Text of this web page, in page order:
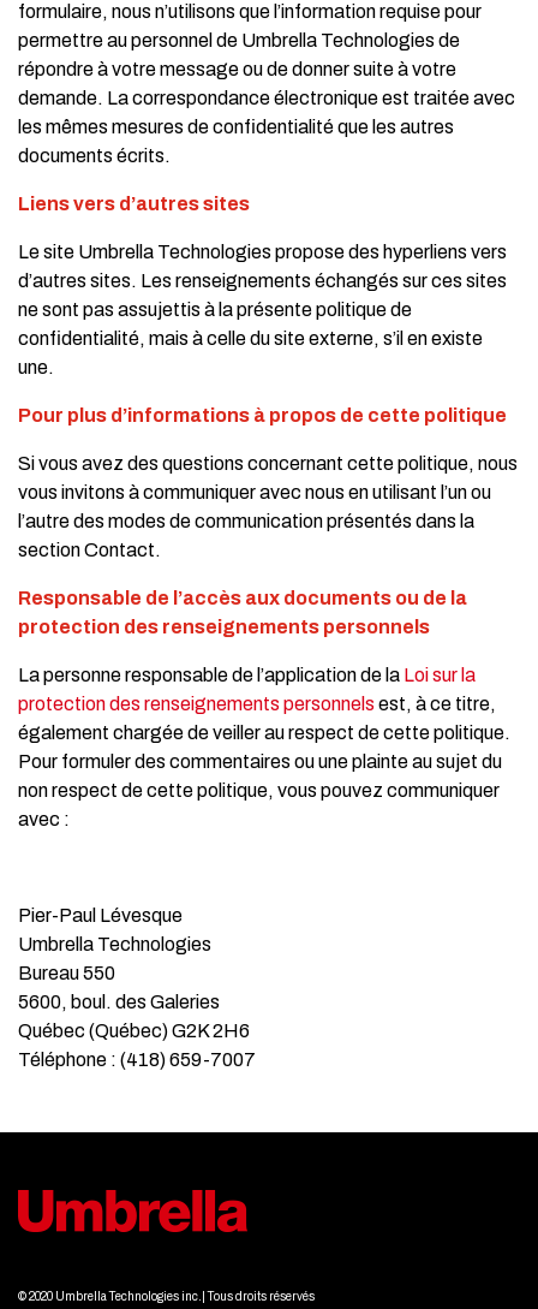
formulaire, nous n’utilisons que l’information requise pour
permettre au personnel de Umbrella Technologies de
répondre à votre message ou de donner suite à votre
demande. La correspondance électronique est traitée avec
les mêmes mesures de confidentialité que les autres
documents écrits.
Liens vers d’autres sites
Le site Umbrella Technologies propose des hyperliens vers
d’autres sites. Les renseignements échangés sur ces sites
ne sont pas assujettis à la présente politique de
confidentialité, mais à celle du site externe, s’il en existe
une.
Pour plus d’informations à propos de cette politique
Si vous avez des questions concernant cette politique, nous
vous invitons à communiquer avec nous en utilisant l’un ou
l’autre des modes de communication présentés dans la
section Contact.
Responsable de l’accès aux documents ou de la
protection des renseignements personnels
La personne responsable de l’application de la Loi sur la
protection des renseignements personnels est, à ce titre,
également chargée de veiller au respect de cette politique.
Pour formuler des commentaires ou une plainte au sujet du
non respect de cette politique, vous pouvez communiquer
avec :
Pier-Paul Lévesque
Umbrella Technologies
Bureau 550
5600, boul. des Galeries
Québec (Québec) G2K 2H6
Téléphone : (418) 659-7007
© 2020 Umbrella Technologies inc.| Tous droits réservés